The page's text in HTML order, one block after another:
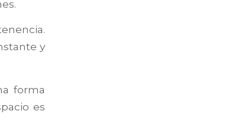
y
forma
es